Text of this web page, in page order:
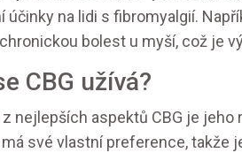
účinky na lidi s fibromyalgií.
bolest u myší, což je
CBG užívá?
nejlepších aspektů CBG je
má své vlastní preference, takže